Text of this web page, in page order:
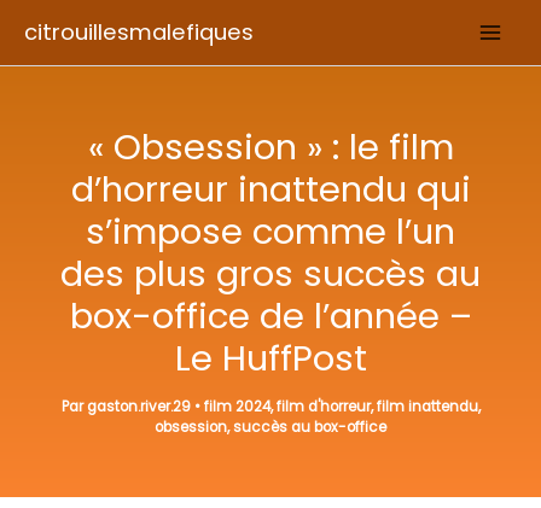
citrouillesmalefiques
« Obsession » : le film
d’horreur inattendu qui
s’impose comme l’un
des plus gros succès au
box-office de l’année –
Le HuffPost
Pargaston.river.29 •film 2024,film d'horreur,film inattendu,
obsession,succès au box-office